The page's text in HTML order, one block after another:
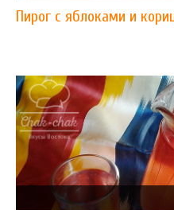
Пирог с яблоками и